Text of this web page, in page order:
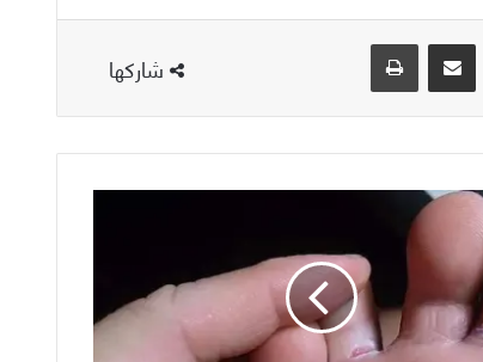
شاركها
مشاركة عبر البريد طباعة